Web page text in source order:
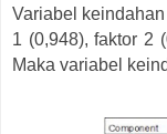
Variabel
1 (0,948), faktor 2
Maka variabel